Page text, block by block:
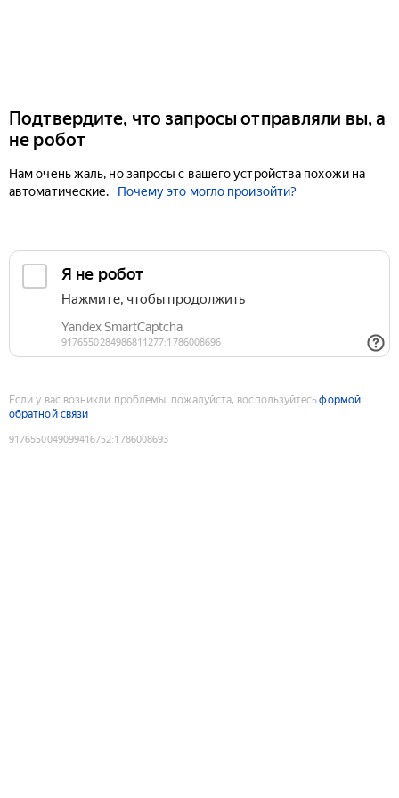
Подтвердите, что запросы отправляли вы, а
не робот
Нам очень жаль, но запросы с вашего устройства похожи на
автоматические.
Почему это могло произойти?
Если у вас возникли проблемы, пожалуйста, воспользуйтесьформой
обратной связи
9176550049099416752:1786008693